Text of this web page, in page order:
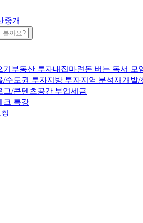
중개
부동산 투자내집마련 돈 버는 독서 모
/수도권 투자지방 투자지역 분석재개발/
그/콘텐츠공간 부업세금
크 특강